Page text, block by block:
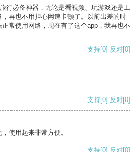
行必备神器，无论是看视频、玩游戏还是工
再也不用担心网速卡顿了。以前出差的时
常使用网络，现在有了这个app，我再也不
支持[0] 反对[0]
支持[0] 反对[0]
使用起来非常方便。
支持[0] 反对[0]